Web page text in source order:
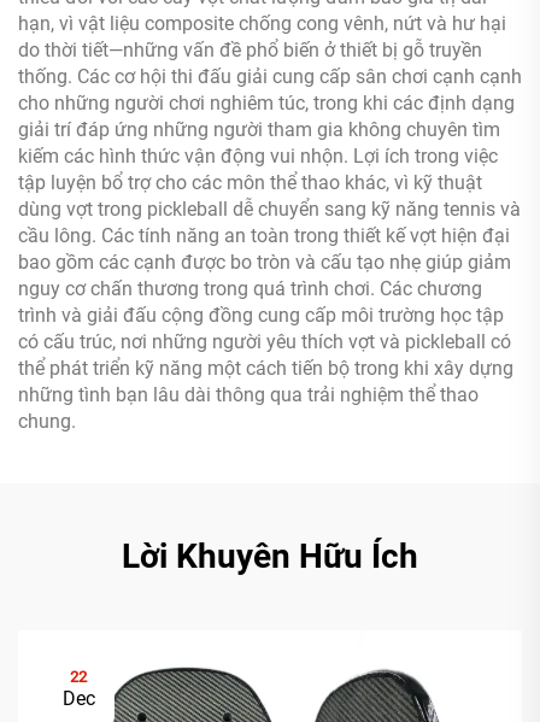
hạn, vì vật liệu composite chống cong vênh, nứt và hư hại
do thời tiết—những vấn đề phổ biến ở thiết bị gỗ truyền
thống. Các cơ hội thi đấu giải cung cấp sân chơi cạnh cạnh
cho những người chơi nghiêm túc, trong khi các định dạng
giải trí đáp ứng những người tham gia không chuyên tìm
kiếm các hình thức vận động vui nhộn. Lợi ích trong việc
tập luyện bổ trợ cho các môn thể thao khác, vì kỹ thuật
dùng vợt trong pickleball dễ chuyển sang kỹ năng tennis và
cầu lông. Các tính năng an toàn trong thiết kế vợt hiện đại
bao gồm các cạnh được bo tròn và cấu tạo nhẹ giúp giảm
nguy cơ chấn thương trong quá trình chơi. Các chương
trình và giải đấu cộng đồng cung cấp môi trường học tập
có cấu trúc, nơi những người yêu thích vợt và pickleball có
thể phát triển kỹ năng một cách tiến bộ trong khi xây dựng
những tình bạn lâu dài thông qua trải nghiệm thể thao
chung.
Lời Khuyên Hữu Ích
22
Dec